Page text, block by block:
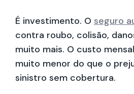
É investimento. O seguro
contra roubo, colisão,
muito mais. O custo
muito menor do que o
sinistro sem cobertura.